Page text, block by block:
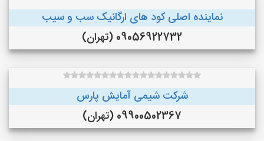
نماینده اصلی کود های ارگانیک سب و سیب
09056922732 (تهران)
شرکت شیمی آمایش پارس
09900502367 (تهران)